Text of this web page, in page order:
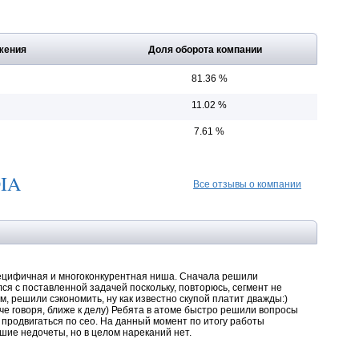
Доля оборота компании
81.36 %
11.02 %
7.61 %
Все отзывы о компании
и многоконкурентная ниша. Сначала решили
с поставленной задачей поскольку, повторюсь, сегмент не
сэкономить, ну как известно скупой платит дважды:)
говоря, ближе к делу) Ребята в атоме быстро решили вопросы
по сео. На данный момент по итогу работы
недочеты, но в целом нареканий нет.